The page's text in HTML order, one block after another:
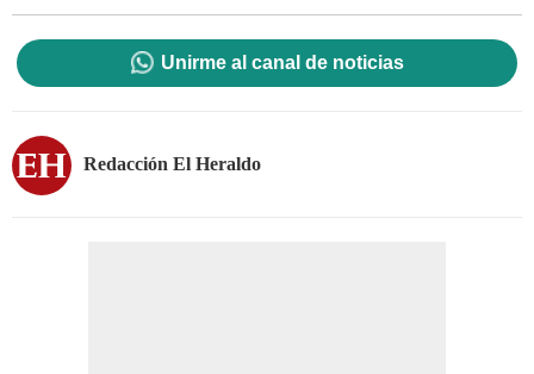
Unirme al canal de noticias
Redacción El Heraldo